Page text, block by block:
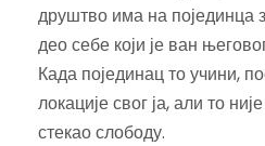
друштво има на појединца
део себе који је ван
Када појединац то учини,
локације свог ја, али то
стекао слободу.